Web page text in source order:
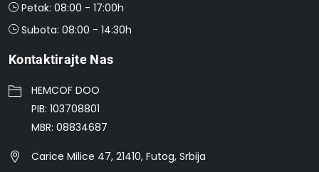
Petak: 08:00 - 17:00h
Subota: 08:00 - 14:30h
Kontaktirajte Nas
HEMCOF DOO
PIB: 103708801
MBR: 08834687
Carice Milice 47, 21410, Futog, Srbija